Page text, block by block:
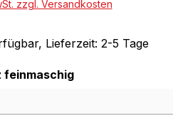
zzgl. Versandkosten
Lieferzeit: 2-5 Tage
feinmaschigauswählen